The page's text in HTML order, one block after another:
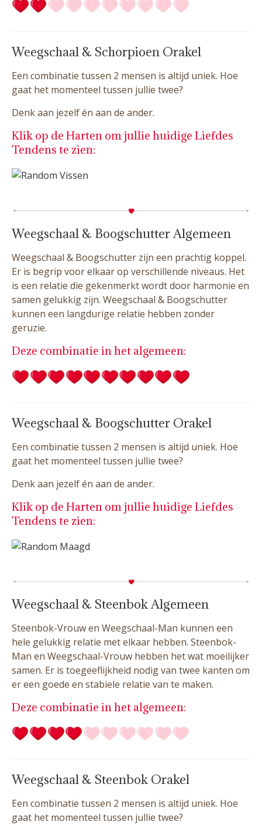
Weegschaal & Schorpioen Orakel
Een combinatie tussen 2 mensen is altijd uniek. Hoe
gaat het momenteel tussen jullie twee?
Denk aan jezelf én aan de ander.
Klik op de Harten om jullie huidige Liefdes
Tendens te zien:
Weegschaal & Boogschutter Algemeen
Weegschaal & Boogschutter zijn een prachtig koppel.
Er is begrip voor elkaar op verschillende niveaus. Het
is een relatie die gekenmerkt wordt door harmonie en
samen gelukkig zijn. Weegschaal & Boogschutter
kunnen een langdurige relatie hebben zonder
geruzie.
Deze combinatie in het algemeen:
Weegschaal & Boogschutter Orakel
Een combinatie tussen 2 mensen is altijd uniek. Hoe
gaat het momenteel tussen jullie twee?
Denk aan jezelf én aan de ander.
Klik op de Harten om jullie huidige Liefdes
Tendens te zien:
Weegschaal & Steenbok Algemeen
Steenbok-Vrouw en Weegschaal-Man kunnen een
hele gelukkig relatie met elkaar hebben. Steenbok-
Man en Weegschaal-Vrouw hebben het wat moeilijker
samen. Er is toegeeflijkheid nodig van twee kanten om
er een goede en stabiele relatie van te maken.
Deze combinatie in het algemeen:
Weegschaal & Steenbok Orakel
Een combinatie tussen 2 mensen is altijd uniek. Hoe
gaat het momenteel tussen jullie twee?